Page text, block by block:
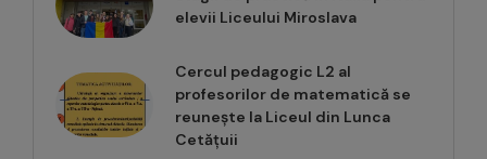
elevii Liceului Miroslava
Cercul pedagogic L2 al
profesorilor de matematică se
reunește la Liceul din Lunca
Cetățuii